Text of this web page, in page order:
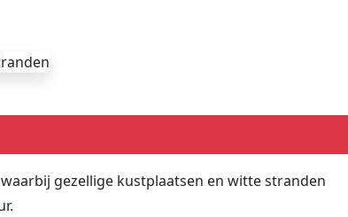
gezellige kustplaatsen en witte stranden